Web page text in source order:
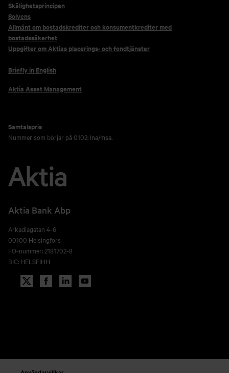
Skälighetsprincipen
Solvens
Allmänt om bostadskrediter och konsumentkrediter med
bostadssäkerhet
Uppgifter om Aktias placerings- och fondtjänster
Briefly in English
Aktia Asset Management
Samtalspris
Nummer som börjar på 0102: lna/msa.
Aktia Bank Abp
Arkadiagatan 4-6
00100 Helsingfors
FO-nummer: 2181702-8
BIC: HELSFIHH